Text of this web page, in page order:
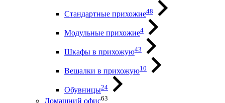
Стандартные прихожие48
Модульные прихожие4
Шкафы в прихожую43
Вешалки в прихожую10
Обувницы24
Домашний офис63